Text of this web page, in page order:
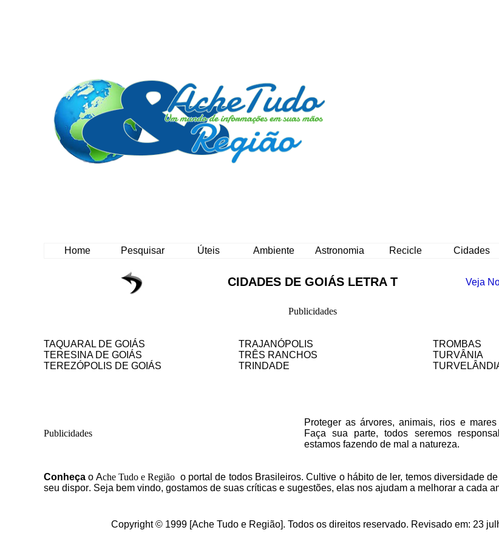
Home Pesquisar Úteis Ambiente Astronomia Recicle Cidades
CIDADES DE GOIÁS LETRA T Veja
Publicidades
TAQUARAL DE GOIÁS TRAJANÓPOLIS
TROMBAS
TERESINA DE GOIÁS
TRÊS RANCHOS
TURVÂNIA
TEREZÓPOLIS DE GOIÁS
TRINDADE
Publicidades
Proteger as árvores, animais, rios e
Faça sua parte, todos seremos
estamos fazendo de mal a natureza.
Conheça o Ache Tudo e Região o portalde todos Brasileiros. Cultive o hábito de ler, temos diversidade
seu dispor. Seja bem vindo, gostamos de suas críticas e sugestões, elas nos ajudam a melhorar a cada
Copyright © 1999 [Ache Tudo e Região]. Todos os direitos reservado. Revisado em: 23